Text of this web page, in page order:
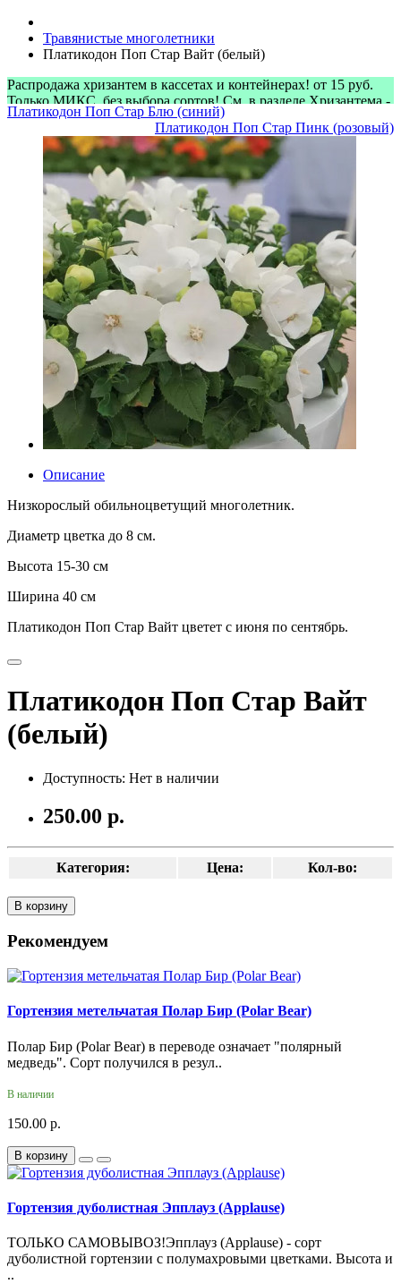
Травянистые многолетники
Платикодон Поп Стар Вайт (белый)
Распродажа хризантем в кассетах и контейнерах! от 15 руб.
Только МИКС, без выбора сортов! См. в разделе Хризантема -
> Микс-наборы
Платикодон Поп Стар Блю (синий)
Платикодон Поп Стар Пинк (розовый)
Описание
Низкорослый обильноцветущий многолетник.
Диаметр цветка до 8 см.
Высота 15-30 см
Ширина 40 см
Платикодон Поп Стар Вайт цветет с июня по сентябрь.
Платикодон Поп Стар Вайт
(белый)
Доступность: Нет в наличии
250.00 р.
Категория: Цена: Кол-во:
В корзину
Рекомендуем
Гортензия метельчатая Полар Бир (Polar Bear)
Полар Бир (Polar Bear) в переводе означает "полярный
медведь". Сорт получился в резул..
В наличии
150.00 р.
В корзину
Гортензия дуболистная Эпплауз (Applause)
ТОЛЬКО САМОВЫВОЗ!Эпплауз (Applause) - сорт
дуболистной гортензии с полумахровыми цветками. Высота и
..